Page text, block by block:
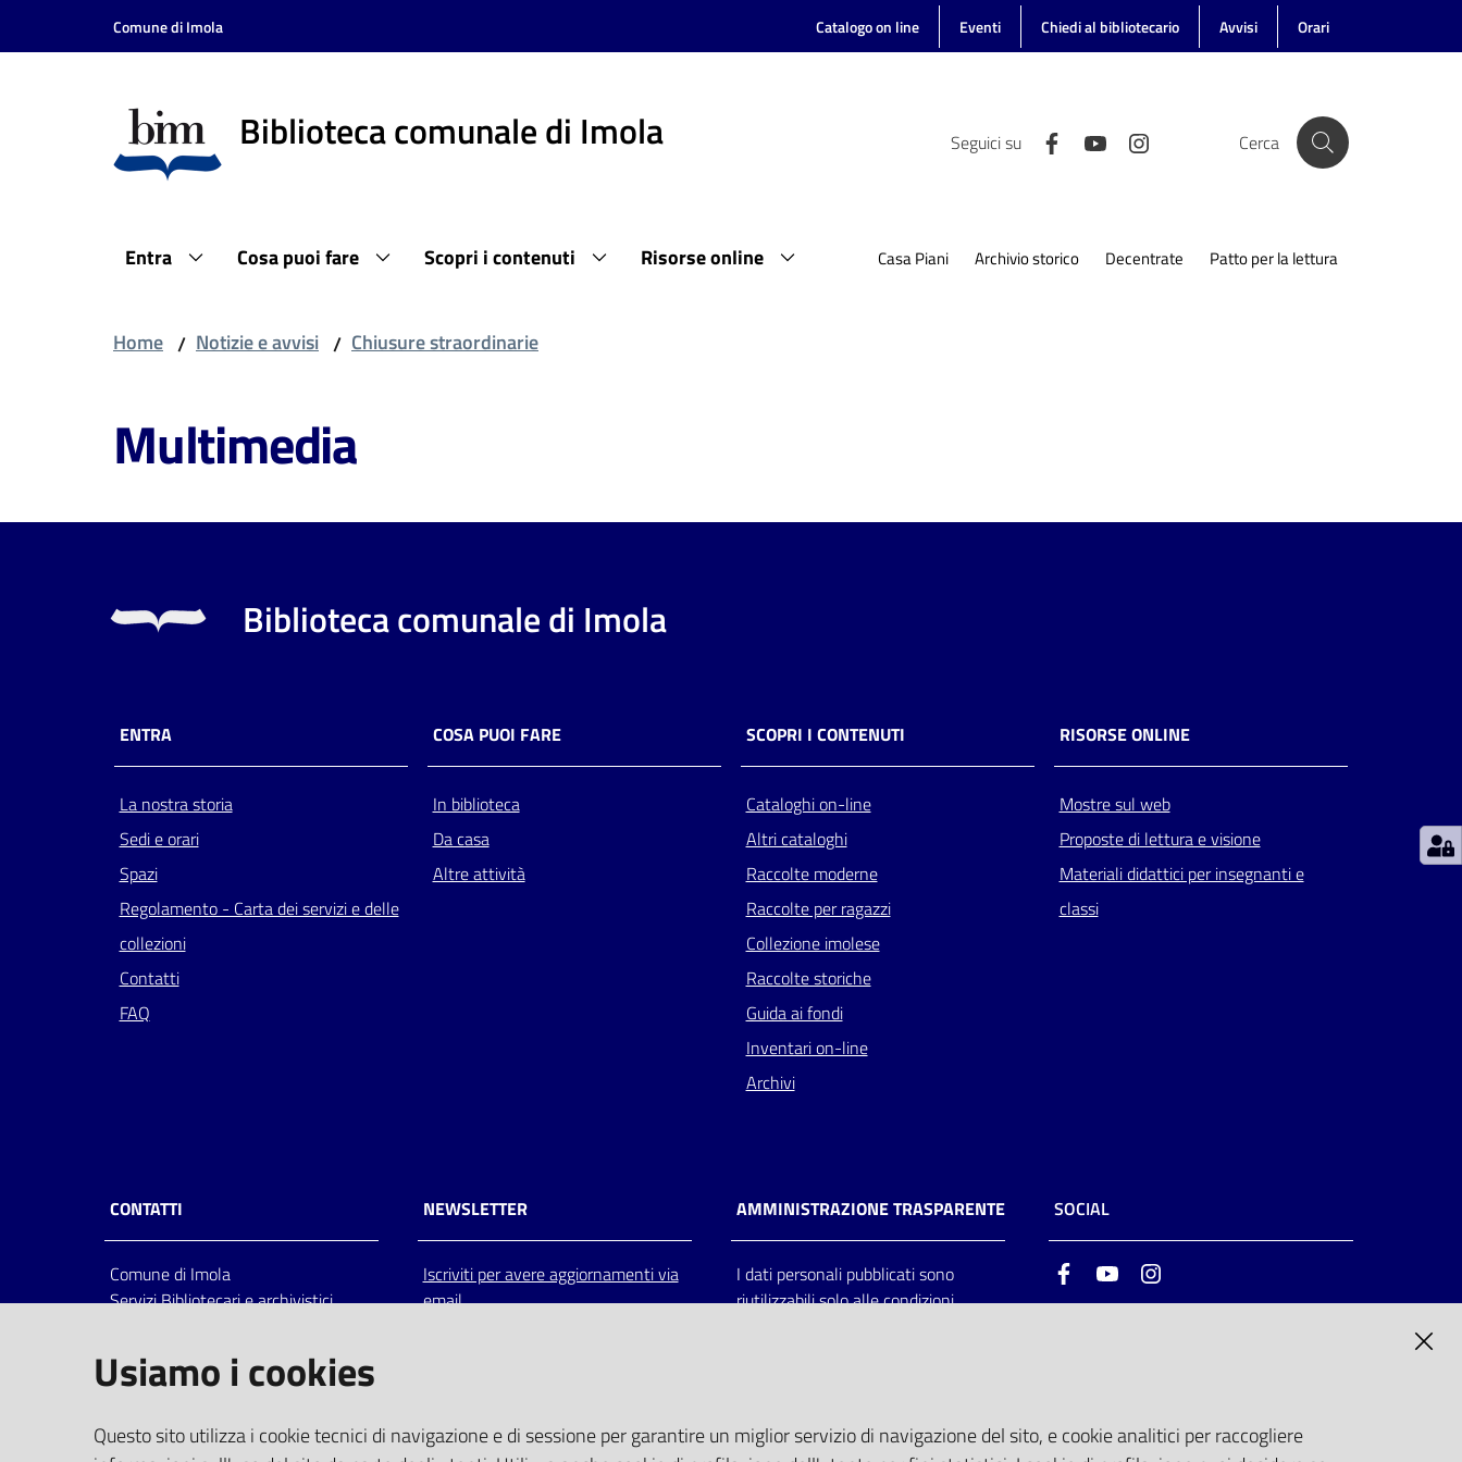
Vai al contenuto
Vai alla navigazione
Comune di Imola Catalogo on line Eventi Chiedi al bibliotecario Avvisi Orari
Biblioteca comunale di Imola Seguici su Cerca
Entra Cosa puoi fare Scopri i contenuti Risorse online Casa Piani Archivio storico Decentrate Patto per la lettura
Home / Notizie e avvisi / Chiusure straordinarie
Multimedia
Biblioteca comunale di Imola
ENTRA
La nostra storia
Sedi e orari
Spazi
Regolamento - Carta dei servizi e delle
collezioni
Contatti
FAQ
COSA PUOI FARE
In biblioteca
Da casa
Altre attività
SCOPRI I CONTENUTI
Cataloghi on-line
Altri cataloghi
Raccolte moderne
Raccolte per ragazzi
Collezione imolese
Raccolte storiche
Guida ai fondi
Inventari on-line
Archivi
RISORSE ONLINE
Mostre sul web
Proposte di lettura e visione
Materiali didattici per insegnanti e
classi
CONTATTI
Comune di Imola
Servizi Bibliotecari e archivistici
Italia
centralino: tel 0542.6026.36 fax
bim@comune.imola.bo.it
PEC
NEWSLETTER
Iscriviti per avere aggiornamenti via
email
AMMINISTRAZIONE TRASPARENTE
I dati personali pubblicati sono
riutilizzabili solo alle condizioni
SOCIAL
FacebookYoutube
Usiamo i cookies
Questo sito utilizza i cookie tecnici di navigazione e di sessione per garantire un miglior servizio di navigazione del sito, e cookie analitici per raccogliere